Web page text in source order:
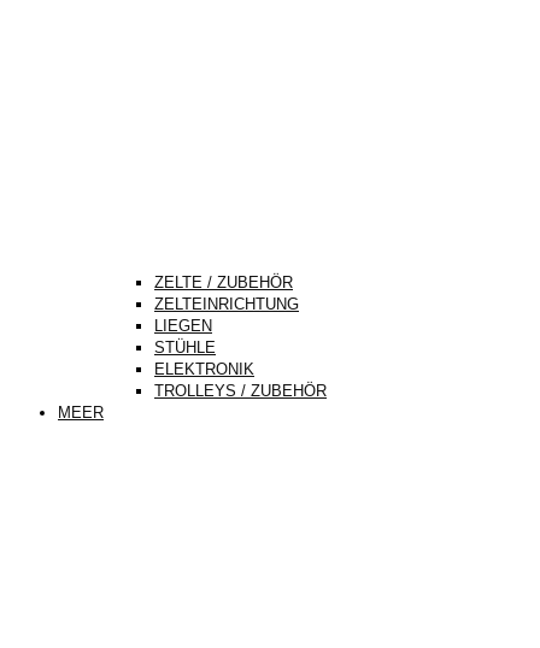
ZELTE / ZUBEHÖR
ZELTEINRICHTUNG
LIEGEN
STÜHLE
ELEKTRONIK
TROLLEYS / ZUBEHÖR
MEER